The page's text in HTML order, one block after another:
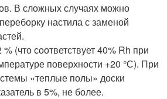
В сложных случаях можно
настила с заменой
(что соответствует 40% Rh при
поверхности +20 °С). При
«теплые полы» доски
в 5%, не более.